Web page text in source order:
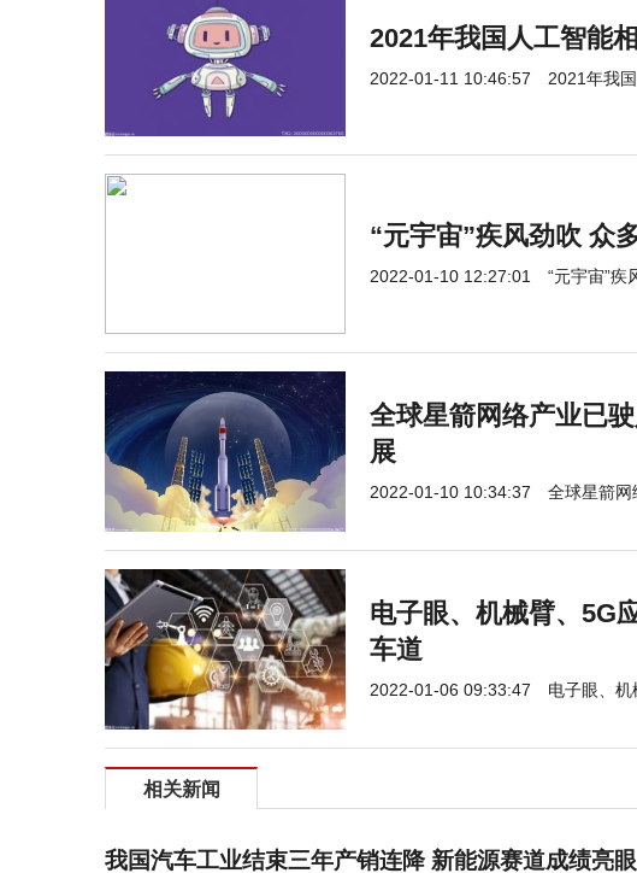
2021年我国人工智能
2022-01-11 10:46:57 2021年我
“元宇宙”疾风劲吹 众
2022-01-10 12:27:01 “元宇宙”疾
全球星箭网络产业已
展
2022-01-10 10:34:37 全球星箭网
电子眼、机械臂、5G
车道
2022-01-06 09:33:47 电子眼、
相关新闻
我国汽车工业结束三年产销连降 新能源赛道成绩亮眼